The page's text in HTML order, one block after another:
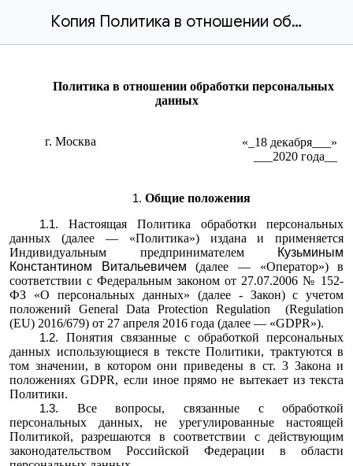
Копия Политика в отношении обработки персональных данных(23/01)
Политика в отношении обработки персональных
данных
г. Москва
«_18 декабря___»
___2020 года__
Общие положения
Настоящая Политика обработки персональных
данных (далее — «Политика») издана и применяется
Индивидуальным предпринимателем Кузьминым
Константином Витальевичем(далее — «Оператор») в
соответствии с Федеральным законом от 27.07.2006 № 152-
ФЗ «О персональных данных» (далее - Закон)с учетом
положений General Data Protection Regulation (Regulation
(EU) 2016/679) от 27 апреля 2016 года (далее — «GDPR»).
Понятия связанные с обработкой персональных
данных использующиеся в тексте Политики, трактуются в
том значении, в котором они приведены в ст. 3 Закона и
положениях GDPR, если иное прямо не вытекает из текста
Политики.
Все вопросы, связанные с обработкой
персональных данных, не урегулированные настоящей
Политикой, разрешаются в соответствии с действующим
законодательством Российской Федерации в области